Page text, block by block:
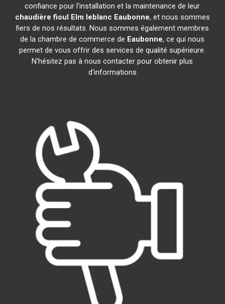
confiance pour l'installation et la maintenance de leur
chaudière fioul Elm leblanc Eaubonne, et nous sommes
fiers de nos résultats. Nous sommes également membres
de la chambre de commerce de Eaubonne, ce qui nous
permet de vous offrir des services de qualité supérieure.
N'hésitez pas à nous contacter pour obtenir plus
d'informations